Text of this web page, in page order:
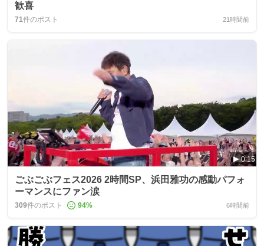
歓喜
71件のポスト 21時間前
0:15
ごぶごぶフェス2026 2時間SP、浜田雅功の感動パフォ
ーマンスにファン涙
309件のポスト 94% 6時間前